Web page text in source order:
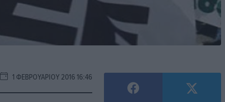
1 ΦΕΒΡΟΥΑΡΊΟΥ 2016 16:46